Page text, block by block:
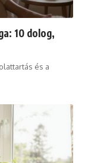
10 dolog,
és a